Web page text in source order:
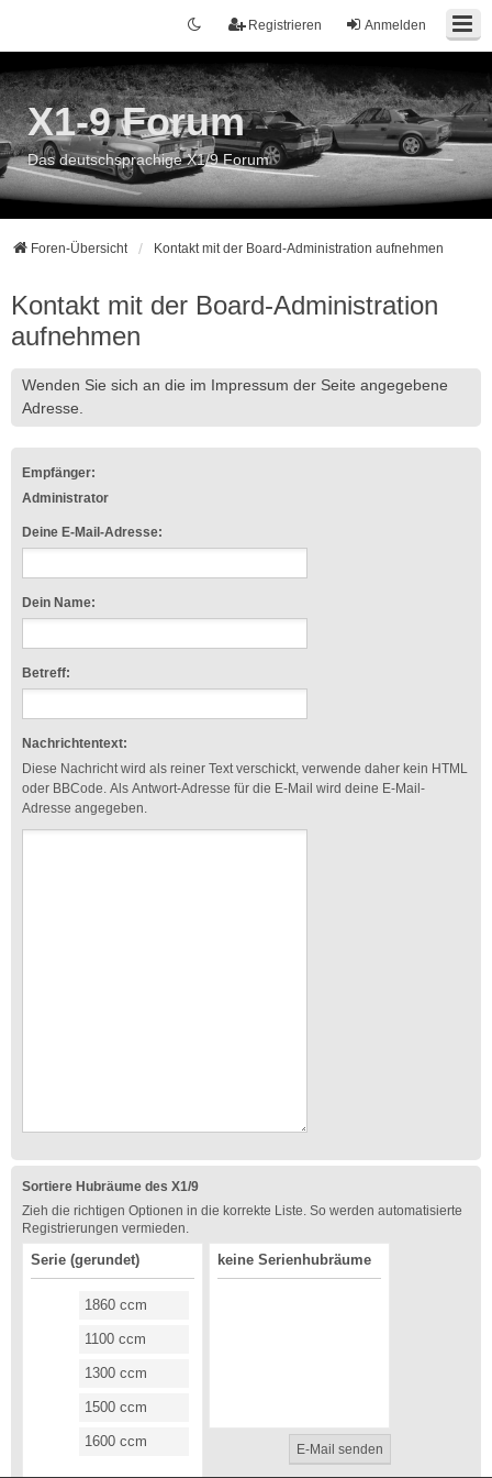
Anmelden
Registrieren
X1-9 Forum
Das deutschsprachige X1/9 Forum
Foren-Übersicht Kontakt mit der Board-Administration aufnehmen
Kontakt mit der Board-Administration
aufnehmen
Wenden Sie sich an die im Impressum der Seite angegebene
Adresse.
Empfänger:
Administrator
Deine E-Mail-Adresse:
Dein Name:
Betreff:
Nachrichtentext:
Diese Nachricht wird als reiner Text verschickt, verwende daher kein HTML
oder BBCode. Als Antwort-Adresse für die E-Mail wird deine E-Mail-
Adresse angegeben.
Sortiere Hubräume des X1/9
Zieh die richtigen Optionen in die korrekte Liste. So werden automatisierte
Registrierungen vermieden.
Serie (gerundet)
1860 ccm
1100 ccm
1300 ccm
1500 ccm
1600 ccm
keine Serienhubräume